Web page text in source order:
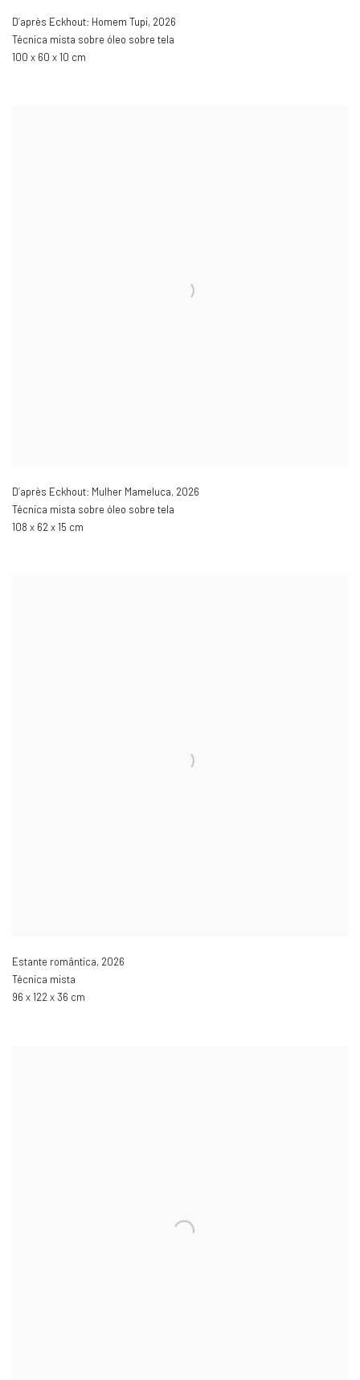
D’après Eckhout: Homem Tupi, 2026
Técnica mista sobre óleo sobre tela
100 x 60 x 10 cm
D’après Eckhout: Mulher Mameluca, 2026
Técnica mista sobre óleo sobre tela
108 x 62 x 15 cm
Estante romântica, 2026
Técnica mista
96 x 122 x 36 cm